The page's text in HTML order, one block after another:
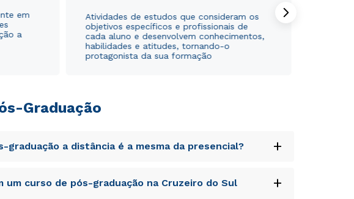
em
a
Atividades de estudos que consideram os
objetivos específicos e profissionais de
cada aluno e desenvolvem conhecimentos,
habilidades e atitudes, tornando-o
protagonista da sua formação
Graduação
a distância é a mesma da presencial? +
illo inventore veritatis et quasi architecto beatae vitae dicta
um curso de pós-graduação na Cruzeiro do Sul +